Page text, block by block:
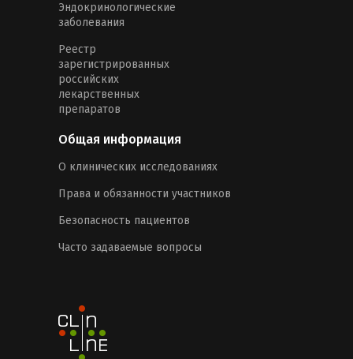
Эндокринологические
заболевания
Реестр
зарегистрированных
российских
лекарственных
препаратов
Общая информация
О клинических исследованиях
Права и обязанности участников
Безопасность пациентов
Часто задаваемые вопросы